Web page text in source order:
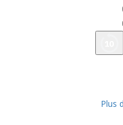
Plus